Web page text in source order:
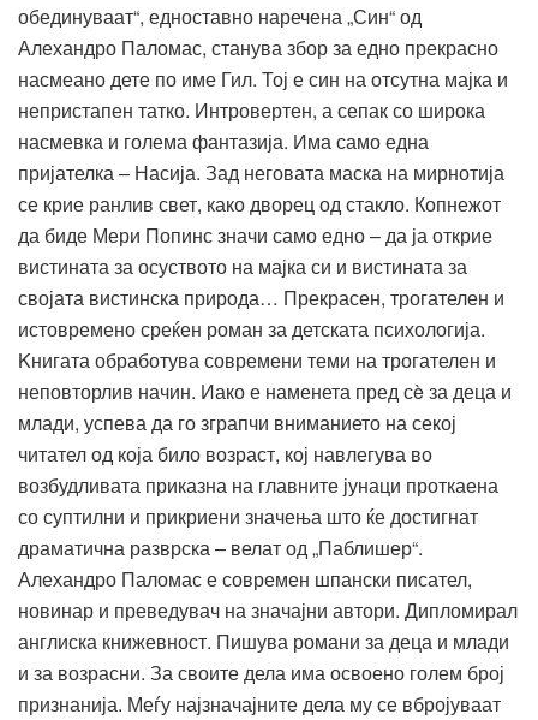
обединуваат“, едноставно наречена „Син“ од
Алехандро Паломас, станува збор за едно прекрасно
насмеано дете по име Гил. Тој е син на отсутна мајка и
непристапен татко. Интровертен, а сепак со широка
насмевка и голема фантазија. Има само една
пријателка – Насија. Зад неговата маска на мирнотија
се крие ранлив свет, како дворец од стакло. Копнежот
да биде Мери Попинс значи само едно – да ја открие
вистината за осуството на мајка си и вистината за
својата вистинска природа… Прекрасен, трогателен и
истовремено среќен роман за детската психологија.
Kнигата обработува современи теми на трогателен и
неповторлив начин. Иако е наменета пред сè за деца и
млади, успева да го зграпчи вниманието на секој
читател од која било возраст, кој навлегува во
возбудливата приказна на главните јунаци проткаена
со суптилни и прикриени значења што ќе достигнат
драматична разврска – велат од „Паблишер“.
Алехандро Паломас е современ шпански писател,
новинар и преведувач на значајни автори. Дипломирал
англиска книжевност. Пишува романи за деца и млади
и за возрасни. За своите дела има освоено голем број
признанија. Меѓу најзначајните дела му се вбројуваат